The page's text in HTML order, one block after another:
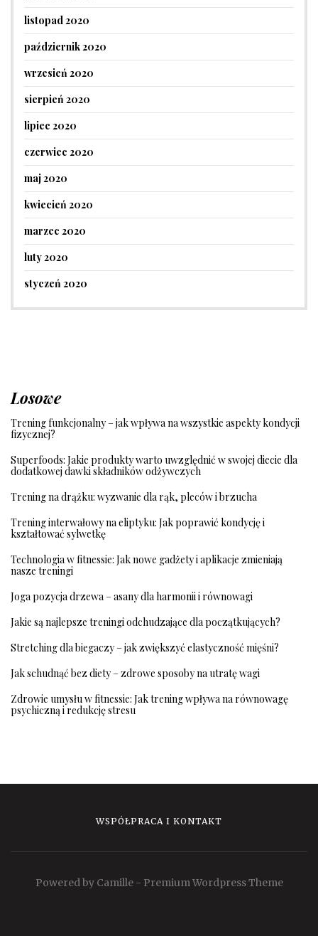
listopad 2020
październik 2020
wrzesień 2020
sierpień 2020
lipiec 2020
czerwiec 2020
maj 2020
kwiecień 2020
marzec 2020
luty 2020
styczeń 2020
Losowe
Trening funkcjonalny – jak wpływa na wszystkie aspekty kondycji
fizycznej?
Superfoods: Jakie produkty warto uwzględnić w swojej diecie dla
dodatkowej dawki składników odżywczych
Trening na drążku: wyzwanie dla rąk, pleców i brzucha
Trening interwałowy na eliptyku: Jak poprawić kondycję i
kształtować sylwetkę
Technologia w fitnessie: Jak nowe gadżety i aplikacje zmieniają
nasze treningi
Joga pozycja drzewa – asany dla harmonii i równowagi
Jakie są najlepsze treningi odchudzające dla początkujących?
Stretching dla biegaczy – jak zwiększyć elastyczność mięśni?
Jak schudnąć bez diety – zdrowe sposoby na utratę wagi
Zdrowie umysłu w fitnessie: Jak trening wpływa na równowagę
psychiczną i redukcję stresu
WSPÓŁPRACA I KONTAKT
Powered by Camille - Premium Wordpress Theme